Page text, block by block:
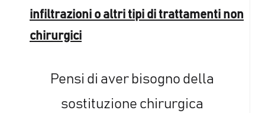
infiltrazioni o altri tipi di trattamenti non
chirurgici
Pensi di aver bisogno della
sostituzione chirurgica